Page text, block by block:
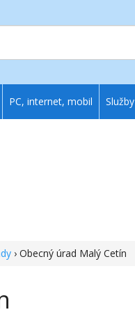
› Obecný úrad Malý Cetín
PC, internet, mobil Služby